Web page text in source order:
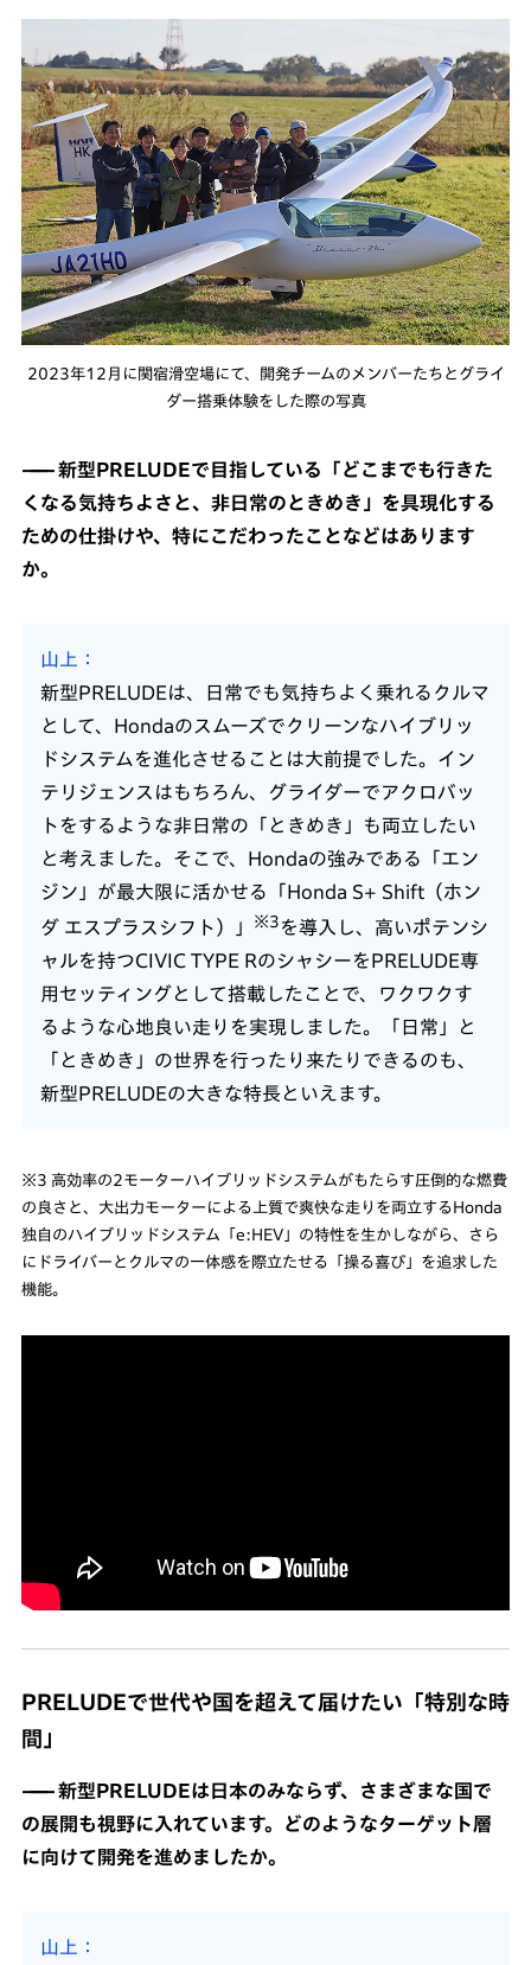
2023年12月に関宿滑空場にて、開発チームのメンバーたちとグライ
ダー搭乗体験をした際の写真
新型PRELUDEで目指している「どこまでも行きた
くなる気持ちよさと、非日常のときめき」を具現化する
ための仕掛けや、特にこだわったことなどはあります
か。
山上
新型PRELUDEは、日常でも気持ちよく乗れるクルマ
として、Hondaのスムーズでクリーンなハイブリッ
ドシステムを進化させることは大前提でした。イン
テリジェンスはもちろん、グライダーでアクロバッ
トをするような非日常の「ときめき」も両立したい
と考えました。そこで、Hondaの強みである「エン
ジン」が最大限に活かせる「Honda S+ Shift（ホン
ダ エスプラスシフト）」
※3 を導入し、高いポテンシ
ャルを持つCIVIC TYPE RのシャシーをPRELUDE専
用セッティングとして搭載したことで、ワクワクす
るような心地良い走りを実現しました。「日常」と
「ときめき」の世界を行ったり来たりできるのも、
新型PRELUDEの大きな特長といえます。
※3 高効率の2モーターハイブリッドシステムがもたらす圧倒的な燃費
の良さと、大出力モーターによる上質で爽快な走りを両立するHonda
独自のハイブリッドシステム「e:HEV」の特性を生かしながら、さら
にドライバーとクルマの一体感を際立たせる「操る喜び」を追求した
機能。
PRELUDEで世代や国を超えて届けたい「特別な時
間」
新型PRELUDEは日本のみならず、さまざまな国で
の展開も視野に入れています。どのようなターゲット層
に向けて開発を進めましたか。
山上